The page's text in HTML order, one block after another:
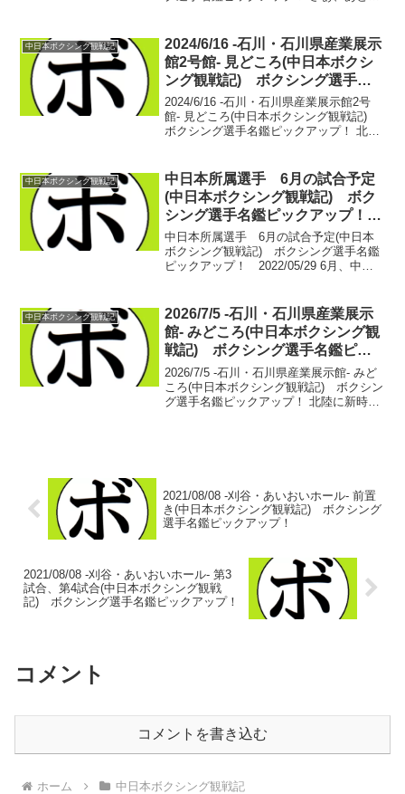
弥(大橋)vsマイケル・ダスマリナス...
中日本ボクシング観戦記
2024/6/16 -石川・石川県産業展示
館2号館- 見どころ(中日本ボクシ
ング観戦記) ボクシング選手名
鑑ピックアップ！
2024/6/16 -石川・石川県産業展示館2号
館- 見どころ(中日本ボクシング観戦記)
ボクシング選手名鑑ピックアップ！ 北陸
が凱旋のリングに上がる。見どこ...
中日本ボクシング観戦記
中日本所属選手 6月の試合予定
(中日本ボクシング観戦記) ボク
シング選手名鑑ピックアップ！
2022/05/29
中日本所属選手 6月の試合予定(中日本
ボクシング観戦記) ボクシング選手名鑑
ピックアップ！ 2022/05/29 6月、中日
決が1つに、地区新人王対決が1つ。そし
て田...
中日本ボクシング観戦記
2026/7/5 -石川・石川県産業展示
館- みどころ(中日本ボクシング観
戦記) ボクシング選手名鑑ピッ
クアップ！
2026/7/5 -石川・石川県産業展示館- みど
ころ(中日本ボクシング観戦記) ボクシン
グ選手名鑑ピックアップ！ 北陸に新時代
2021/08/08 -刈谷・あいおいホール- 前置
き(中日本ボクシング観戦記) ボクシング
選手名鑑ピックアップ！
2021/08/08 -刈谷・あいおいホール- 第3
試合、第4試合(中日本ボクシング観戦
記) ボクシング選手名鑑ピックアップ！
コメント
コメントを書き込む
ホーム 中日本ボクシング観戦記